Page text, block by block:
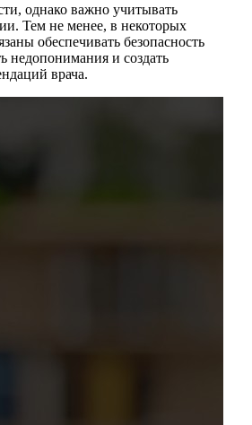
однако важно учитывать
Тем не менее, в некоторых
обеспечивать безопасность
недопонимания и создать
врача.